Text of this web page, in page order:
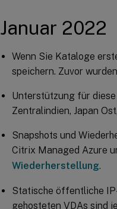
Januar 2022
Wenn Sie Kataloge
speichern. Zuvor
Unterstützung für diese
Zentralindien, Japan
Snapshots und
Citrix Managed Azure
Wiederherstellung.
Statische öffentliche
gehosteten VDAs sind